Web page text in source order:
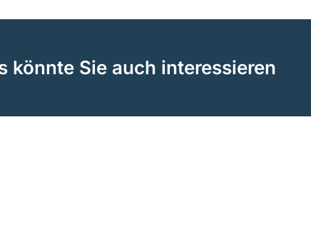
könnte Sie auch interessieren